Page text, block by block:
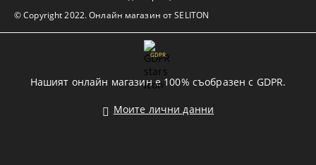
© Copyright 2022. Онлайн магазин от SELITON
GDPR
Нашият онлайн магазин е 100% съобразен с GDPR.
Моите лични данни